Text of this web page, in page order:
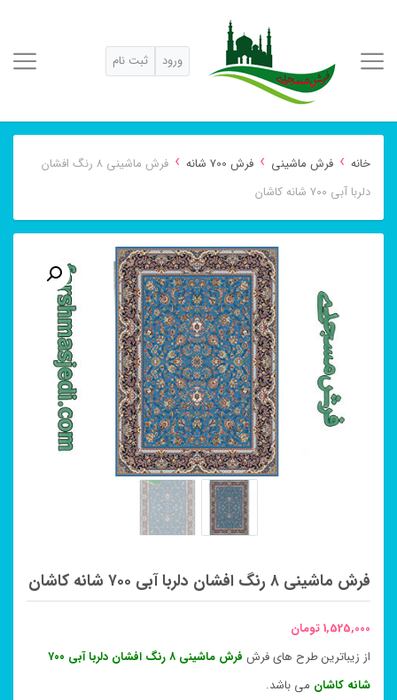
ورود ثبت نام
خانه › فرش ماشینی › فرش 700 شانه ›
فرش ماشینی ۸ رنگ افشان
دلربا آبی ۷۰۰ شانه کاشان
فرش ماشینی ۸ رنگ افشان دلربا آبی ۷۰۰ شانه کاشان
1,525,000تومان
از زیباترین طرح های فرش
فرش ماشینی ۸ رنگ افشان دلربا آبی ۷۰۰
شانه کاشان می باشد.